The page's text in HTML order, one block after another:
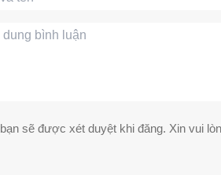
sẽ được xét duyệt khi đăng. Xin vui